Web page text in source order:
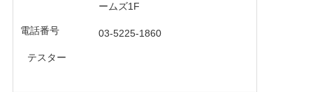
ームズ1F
電話番号 03-5225-1860
テスター